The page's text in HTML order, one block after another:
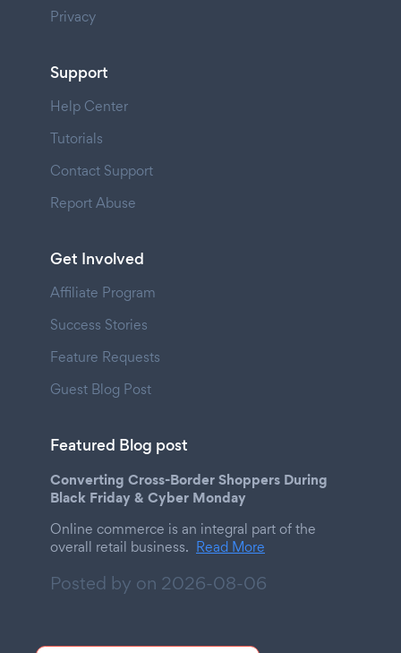
Privacy
Support
Help Center
Tutorials
Contact Support
Report Abuse
Get Involved
Affiliate Program
Success Stories
Feature Requests
Guest Blog Post
Featured Blog post
Converting Cross-Border Shoppers During
Black Friday & Cyber Monday
Online commerce is an integral part of the
overall retail business. Read More
Posted by on 2026-08-06